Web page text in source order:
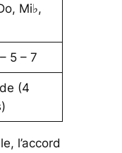
Mi♭,
5 – 7
(4
l’accord